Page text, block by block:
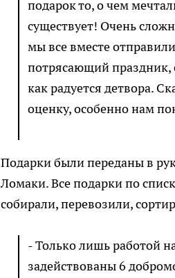
подарок то, о чем
существует! Очень
мы все вместе
потрясающий праздник,
как радуется детвора.
оценку, особенно нам
Подарки были переданы в
Ломаки. Все подарки по
собирали, перевозили,
- Только лишь работой
задействованы 6